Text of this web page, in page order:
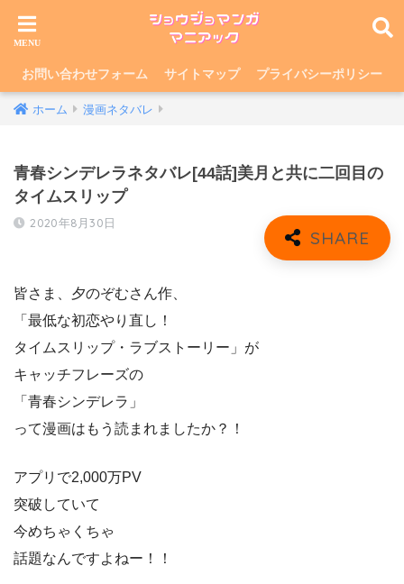
お問い合わせフォーム サイトマップ プライバシーポリシー
ホーム 漫画ネタバレ
青春シンデレラネタバレ[44話]美月と共に二回目の
タイムスリップ
2020年8月30日
皆さま、夕のぞむさん作、
「最低な初恋やり直し！
タイムスリップ・ラブストーリー」が
キャッチフレーズの
「青春シンデレラ」
って漫画はもう読まれましたか？！
アプリで2,000万PV
突破していて
今めちゃくちゃ
話題なんですよねー！！